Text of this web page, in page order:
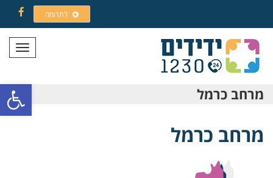
פתח
לתרומה
תפריט
מרחב כרמל
מרחב כרמל